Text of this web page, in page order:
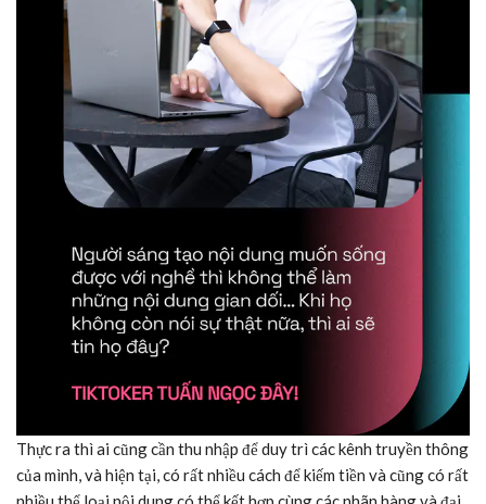
Thực ra thì ai cũng cần thu nhập để duy trì các kênh truyền thông
của mình, và hiện tại, có rất nhiều cách để kiếm tiền và cũng có rất